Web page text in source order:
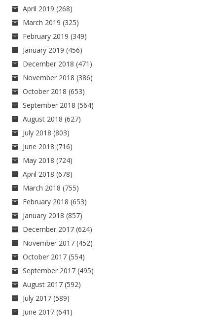
April 2019 (268)
March 2019 (325)
February 2019 (349)
January 2019 (456)
December 2018 (471)
November 2018 (386)
October 2018 (653)
September 2018 (564)
August 2018 (627)
July 2018 (803)
June 2018 (716)
May 2018 (724)
April 2018 (678)
March 2018 (755)
February 2018 (653)
January 2018 (857)
December 2017 (624)
November 2017 (452)
October 2017 (554)
September 2017 (495)
August 2017 (592)
July 2017 (589)
June 2017 (641)